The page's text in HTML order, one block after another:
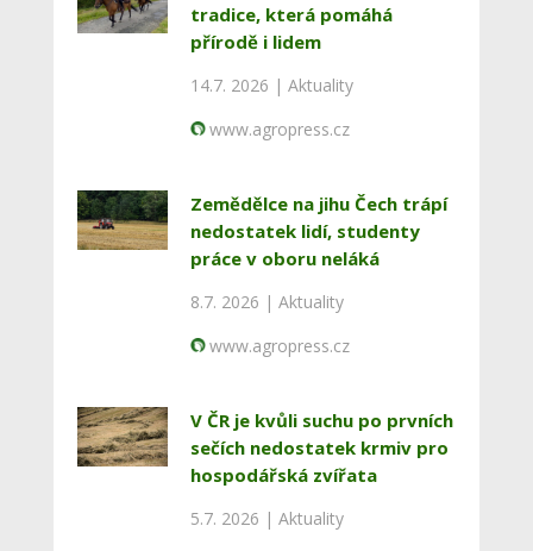
tradice, která pomáhá
přírodě i lidem
14.7. 2026 | Aktuality
www.agropress.cz
Zemědělce na jihu Čech trápí
nedostatek lidí, studenty
práce v oboru neláká
8.7. 2026 | Aktuality
www.agropress.cz
V ČR je kvůli suchu po prvních
sečích nedostatek krmiv pro
hospodářská zvířata
5.7. 2026 | Aktuality